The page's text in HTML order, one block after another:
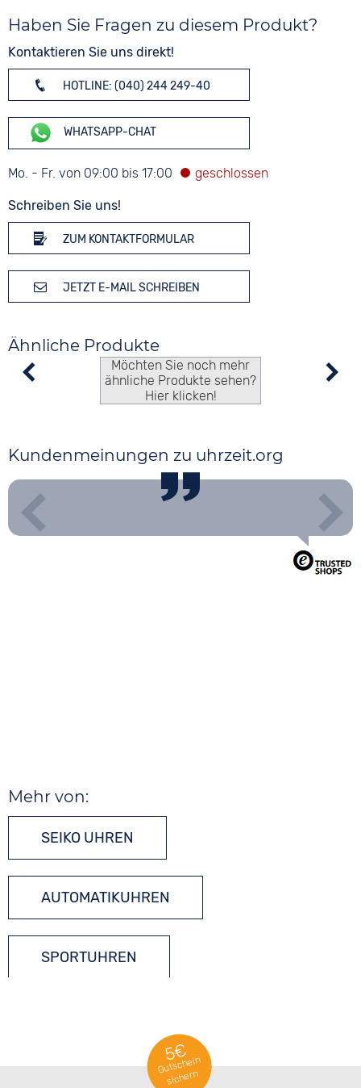
Haben Sie Fragen zu diesem Produkt?
Kontaktieren Sie uns direkt!
HOTLINE: (040) 244 249-40
WHATSAPP-CHAT
Mo. - Fr. von 09:00 bis 17:00
Schreiben Sie uns!
ZUM KONTAKTFORMULAR
JETZT E-MAIL SCHREIBEN
Ähnliche Produkte
Möchten Sie noch mehr
ähnliche Produkte sehen?
Hier klicken!
Kundenmeinungen zu uhrzeit.org
Mehr von:
SEIKO UHREN
AUTOMATIKUHREN
SPORTUHREN
5€
Gutschein
sichern